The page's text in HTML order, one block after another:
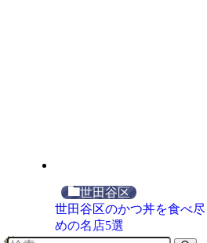
世田谷区
世田谷区のかつ丼を食べ
めの名店5選